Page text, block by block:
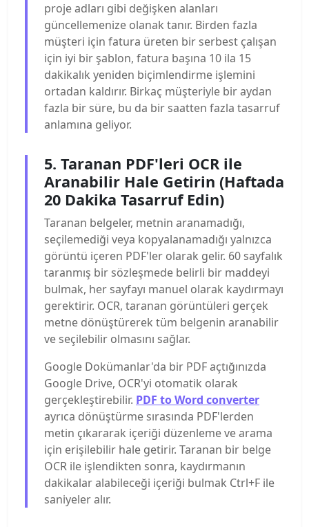
proje adları gibi değişken alanları
güncellemenize olanak tanır. Birden fazla
müşteri için fatura üreten bir serbest çalışan
için iyi bir şablon, fatura başına 10 ila 15
dakikalık yeniden biçimlendirme işlemini
ortadan kaldırır. Birkaç müşteriyle bir aydan
fazla bir süre, bu da bir saatten fazla tasarruf
anlamına geliyor.
5. Taranan PDF'leri OCR ile
Aranabilir Hale Getirin (Haftada
20 Dakika Tasarruf Edin)
Taranan belgeler, metnin aranamadığı,
seçilemediği veya kopyalanamadığı yalnızca
görüntü içeren PDF'ler olarak gelir. 60 sayfalık
taranmış bir sözleşmede belirli bir maddeyi
bulmak, her sayfayı manuel olarak kaydırmayı
gerektirir. OCR, taranan görüntüleri gerçek
metne dönüştürerek tüm belgenin aranabilir
ve seçilebilir olmasını sağlar.
Google Dokümanlar'da bir PDF açtığınızda
Google Drive, OCR'yi otomatik olarak
gerçekleştirebilir. PDF to Word converter
ayrıca dönüştürme sırasında PDF'lerden
metin çıkararak içeriği düzenleme ve arama
için erişilebilir hale getirir. Taranan bir belge
OCR ile işlendikten sonra, kaydırmanın
dakikalar alabileceği içeriği bulmak Ctrl+F ile
saniyeler alır.